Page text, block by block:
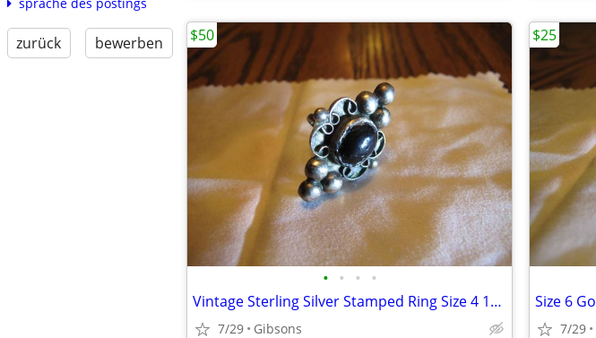
zurück bewerben
• • • •
Vintage Sterling Silver Stamped Ring Size 4 1/2 With Maker's Mark & Bl
7/29 Gibsons
$50
7/29
$25